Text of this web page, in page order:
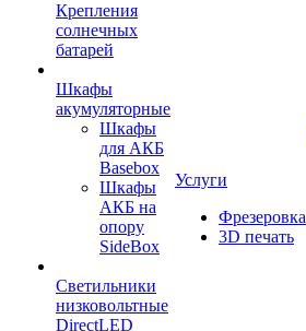
Крепления
солнечных
батарей
Шкафы
акумуляторные
Шкафы
для АКБ
Basebox
Шкафы
АКБ на
опору
SideBox
Светильники
низковольтные
DirectLED
Услуги
Фрезеровка
3D печать